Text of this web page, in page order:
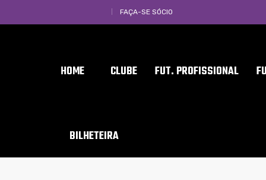
FAÇA-SE SÓCIO
HOME CLUBE FUT. PROFISSIONAL
BILHETEIRA